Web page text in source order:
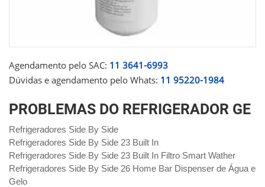
Agendamento pelo SAC: 11 3641-6993
Dúvidas e agendamento pelo Whats: 11 95220-1984
PROBLEMAS DO REFRIGERADOR GE
Refrigeradores Side By Side
Refrigeradores Side By Side 23 Built In
Refrigeradores Side By Side 23 Built In Filtro Smart Wather
Refrigeradores Side By Side 26 Home Bar Dispenser de Água e
Gelo